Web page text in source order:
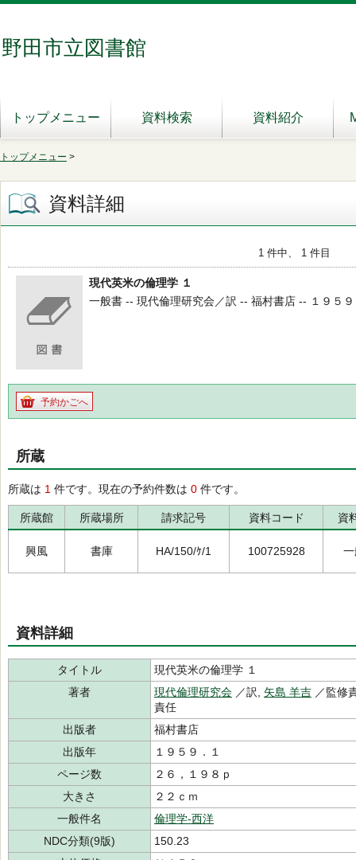
野田市立図書館
トップメニュー 資料検索 資料紹介
トップメニュー >
資料詳細
1 件中、 1 件目
現代英米の倫理学 １
一般書 -- 現代倫理研究会／訳 -- 福村書店 -- １９５
予約かごへ
所蔵
所蔵は 1 件です。現在の予約件数は 0 件です。
所蔵館 所蔵場所 請求記号 資料コード 資
興風 書庫 HA/150/ｹ/1 100725928
資料詳細
タイトル
現代英米の倫理学 １
著者
現代倫理研究会 ／訳, 矢島 羊吉 ／監修
責任
出版者
福村書店
出版年
１９５９．１
ページ数
２６，１９８ｐ
大きさ
２２ｃｍ
一般件名
倫理学-西洋
NDC分類(9版)
150.23